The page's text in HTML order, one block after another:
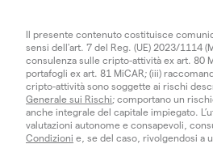
Il presente contenuto costituisce
sensi dell'art. 7 del Reg. (UE) 2023/1114
consulenza sulle cripto-attività ex art. 80
portafogli ex art. 81 MiCAR; (iii)
cripto-attività sono soggette ai rischi
Generale sui Rischi; comportano un
anche integrale del capitale impiegato.
valutazioni autonome e consapevoli,
Condizioni e, se del caso, rivolgendosi a